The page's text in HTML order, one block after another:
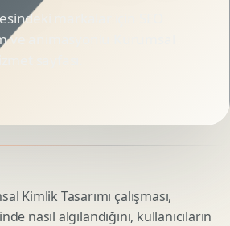
markalar için SEO
animasyonlu Kurumsal
sayfası.
Kimlik Tasarımı çalışması,
nasıl algılandığını, kullanıcıların